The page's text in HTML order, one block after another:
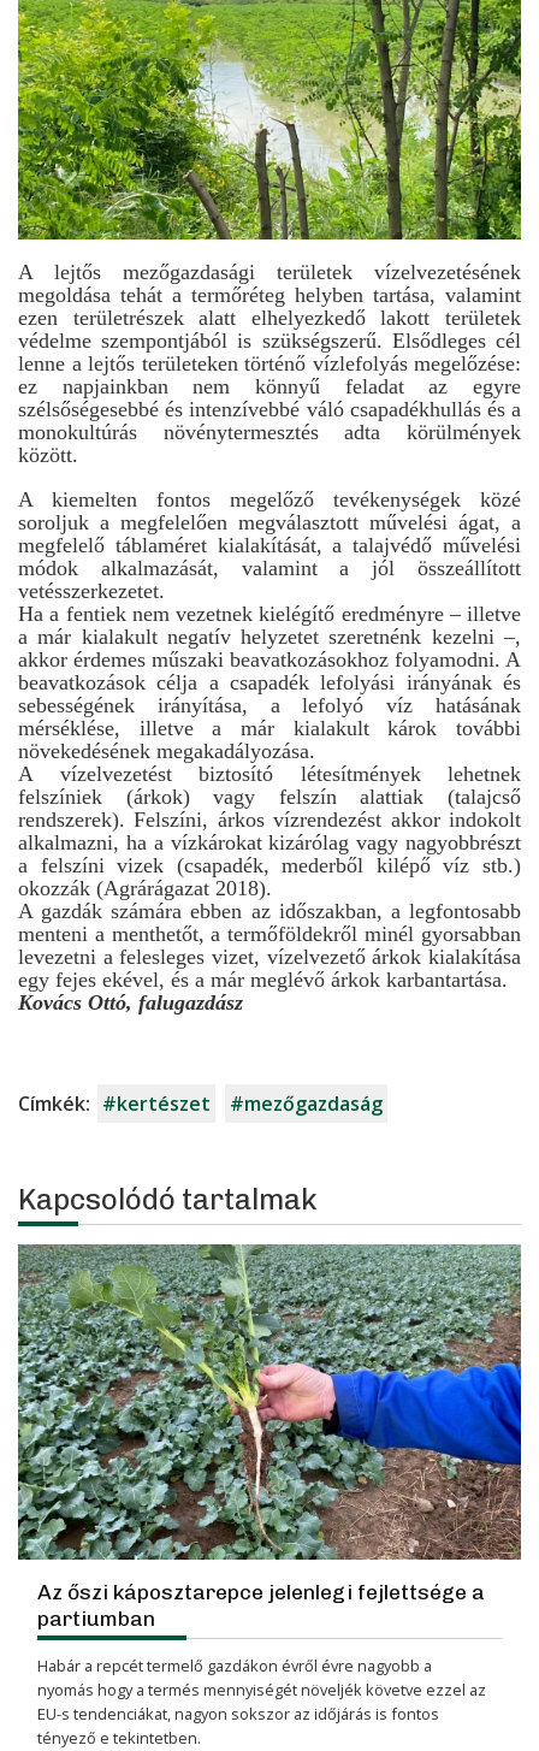
A lejtős mezőgazdasági területek vízelvezetésének
megoldása tehát a termőréteg helyben tartása, valamint
ezen területrészek alatt elhelyezkedő lakott területek
védelme szempontjából is szükségszerű. Elsődleges cél
lenne a lejtős területeken történő vízlefolyás megelőzése:
ez napjainkban nem könnyű feladat az egyre
szélsőségesebbé és intenzívebbé váló csapadékhullás és a
monokultúrás növénytermesztés adta körülmények
között.
A kiemelten fontos megelőző tevékenységek közé
soroljuk a megfelelően megválasztott művelési ágat, a
megfelelő táblaméret kialakítását, a talajvédő művelési
módok alkalmazását, valamint a jól összeállított
vetésszerkezetet.
Ha a fentiek nem vezetnek kielégítő eredményre – illetve
a már kialakult negatív helyzetet szeretnénk kezelni –,
akkor érdemes műszaki beavatkozásokhoz folyamodni. A
beavatkozások célja a csapadék lefolyási irányának és
sebességének irányítása, a lefolyó víz hatásának
mérséklése, illetve a már kialakult károk további
növekedésének megakadályozása.
A vízelvezetést biztosító létesítmények lehetnek
felszíniek (árkok) vagy felszín alattiak (talajcső
rendszerek). Felszíni, árkos vízrendezést akkor indokolt
alkalmazni, ha a vízkárokat kizárólag vagy nagyobbrészt
a felszíni vizek (csapadék, mederből kilépő víz stb.)
okozzák (Agrárágazat 2018).
A gazdák számára ebben az időszakban, a legfontosabb
menteni a menthetőt, a termőföldekről minél gyorsabban
levezetni a felesleges vizet, vízelvezető árkok kialakítása
egy fejes ekével, és a már meglévő árkok karbantartása.
Kovács Ottó, falugazdász
Címkék: #kertészet #mezőgazdaság
Kapcsolódó tartalmak
Az őszi káposztarepce jelenlegi fejlettsége a
partiumban
Habár a repcét termelő gazdákon évről évre nagyobb a
nyomás hogy a termés mennyiségét növeljék követve ezzel az
EU-s tendenciákat, nagyon sokszor az időjárás is fontos
tényező e tekintetben.